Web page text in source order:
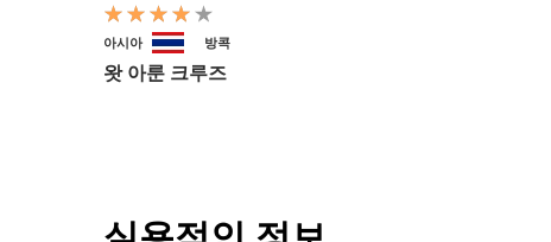
아시아 방콕
왓 아룬 크루즈